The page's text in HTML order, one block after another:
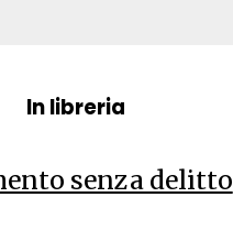
In libreria
senza delitto